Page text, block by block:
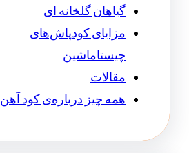
گیاهان گلخانه ای
مزایای کودپاش‌های
چیستاماشین
مقالات
همه چیز درباره‌ی کود آهن